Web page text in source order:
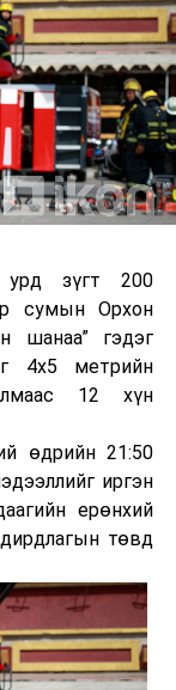
урд зүгт 200
сумын Орхон
шанаа” гэдэг
4х5 метрийн
12 хүн
өдрийн 21:50
иргэн
ерөнхий
төвд